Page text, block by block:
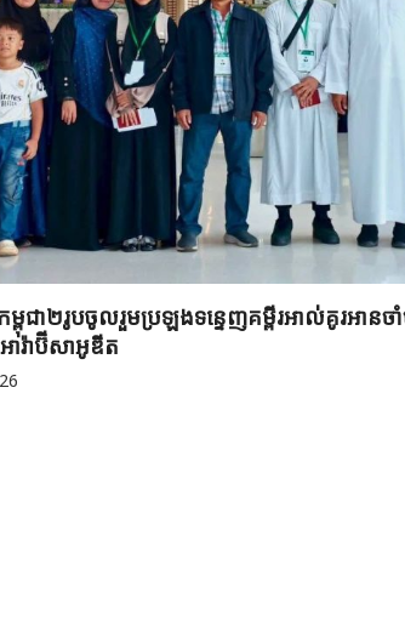
ា២រូបចូលរួមប្រឡងទន្ទេញគម្ពីរអាល់គូរអា
ារ៉ាប៊ីសាអូឌីត